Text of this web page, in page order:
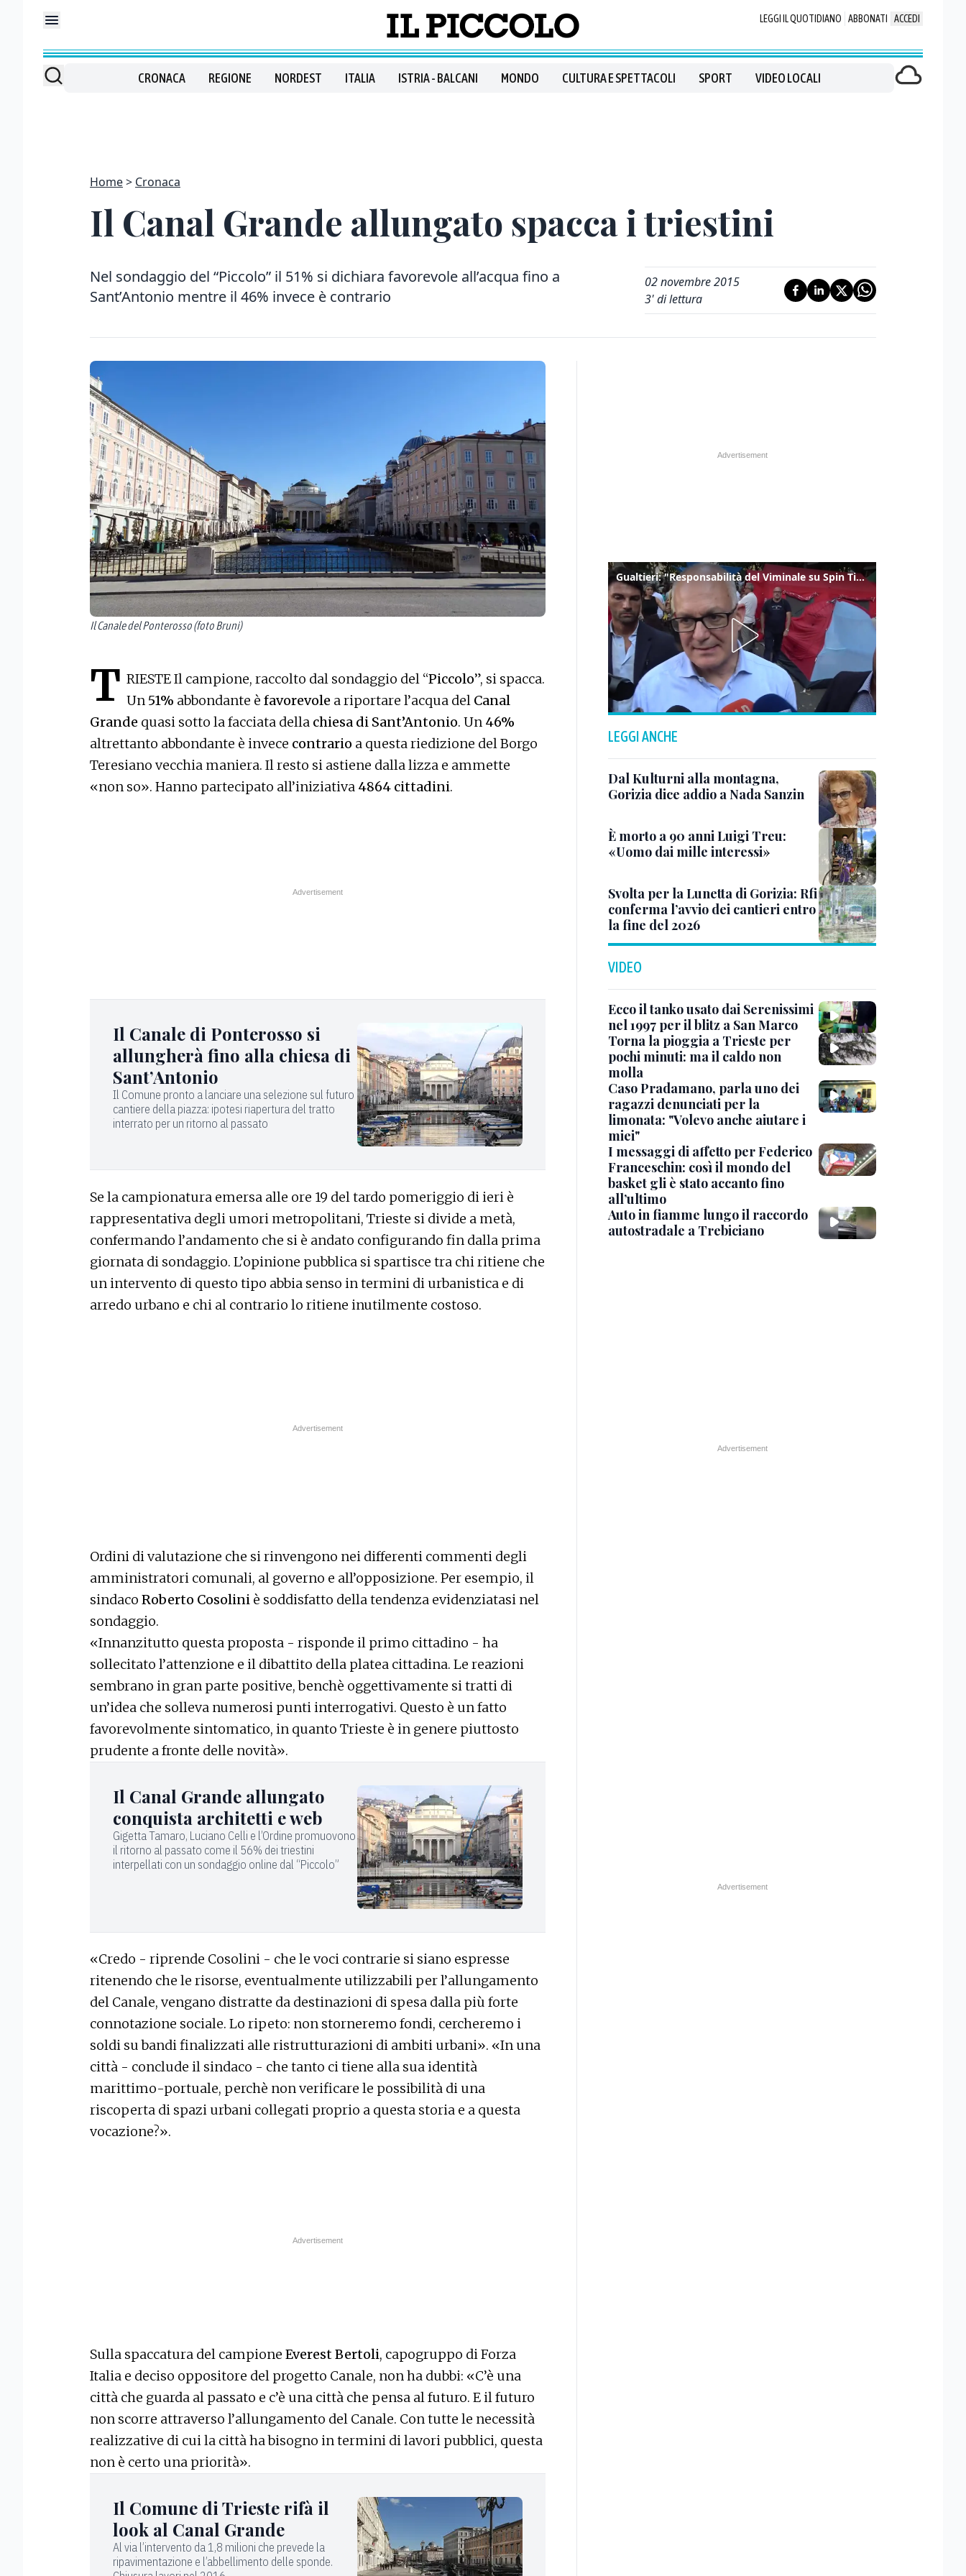
LEGGI IL QUOTIDIANO ABBONATI ACCEDI
CRONACA REGIONE NORDEST ITALIA ISTRIA - BALCANI MONDO CULTURA E SPETTACOLI SPORT VIDEO LOCALI
Home Cronaca
Il Canal Grande allungato spacca i triestini
Nel sondaggio del “Piccolo” il 51% si dichiara favorevole all’acqua fino a
Sant’Antonio mentre il 46% invece è contrario
02 novembre 2015
3' di lettura
Il Canale del Ponterosso (foto Bruni)
T RIESTE Il campione, raccolto dal sondaggio del “Piccolo”, si spacca.
Un 51% abbondante è favorevole a riportare l’acqua del Canal
Grande quasi sotto la facciata della chiesa di Sant’Antonio. Un 46%
altrettanto abbondante è invece contrario a questa riedizione del Borgo
Teresiano vecchia maniera. Il resto si astiene dalla lizza e ammette
«non so». Hanno partecipato all’iniziativa 4864 cittadini.
Il Canale di Ponterosso si
allungherà fino alla chiesa di
Sant’Antonio
Il Comune pronto a lanciare una selezione sul futuro
cantiere della piazza: ipotesi riapertura del tratto
interrato per un ritorno al passato
Se la campionatura emersa alle ore 19 del tardo pomeriggio di ieri è
rappresentativa degli umori metropolitani, Trieste si divide a metà,
confermando l’andamento che si è andato configurando fin dalla prima
giornata di sondaggio. L’opinione pubblica si spartisce tra chi ritiene che
un intervento di questo tipo abbia senso in termini di urbanistica e di
arredo urbano e chi al contrario lo ritiene inutilmente costoso.
Ordini di valutazione che si rinvengono nei differenti commenti degli
amministratori comunali, al governo e all’opposizione. Per esempio, il
sindaco Roberto Cosolini è soddisfatto della tendenza evidenziatasi nel
sondaggio.
«Innanzitutto questa proposta - risponde il primo cittadino - ha
sollecitato l’attenzione e il dibattito della platea cittadina. Le reazioni
sembrano in gran parte positive, benchè oggettivamente si tratti di
un’idea che solleva numerosi punti interrogativi. Questo è un fatto
favorevolmente sintomatico, in quanto Trieste è in genere piuttosto
prudente a fronte delle novità».
Il Canal Grande allungato
conquista architetti e web
Gigetta Tamaro, Luciano Celli e l’Ordine promuovono
il ritorno al passato come il 56% dei triestini
interpellati con un sondaggio online dal “Piccolo”
«Credo - riprende Cosolini - che le voci contrarie si siano espresse
ritenendo che le risorse, eventualmente utilizzabili per l’allungamento
del Canale, vengano distratte da destinazioni di spesa dalla più forte
connotazione sociale. Lo ripeto: non storneremo fondi, cercheremo i
soldi su bandi finalizzati alle ristrutturazioni di ambiti urbani». «In una
città - conclude il sindaco - che tanto ci tiene alla sua identità
marittimo-portuale, perchè non verificare le possibilità di una
riscoperta di spazi urbani collegati proprio a questa storia e a questa
vocazione?».
Sulla spaccatura del campione Everest Bertoli, capogruppo di Forza
Italia e deciso oppositore del progetto Canale, non ha dubbi: «C’è una
città che guarda al passato e c’è una città che pensa al futuro. E il futuro
non scorre attraverso l’allungamento del Canale. Con tutte le necessità
realizzative di cui la città ha bisogno in termini di lavori pubblici, questa
non è certo una priorità».
Il Comune di Trieste rifà il
look al Canal Grande
Al via l’intervento da 1,8 milioni che prevede la
ripavimentazione e l’abbellimento delle sponde.
Gualtieri: "Responsabilità del Viminale su Spin Time? La posizione dei partiti è nota"
LEGGI ANCHE
Dal Kulturni alla montagna,
Gorizia dice addio a Nada Sanzin
È morto a 90 anni Luigi Treu:
«Uomo dai mille interessi»
Svolta per la Lunetta di Gorizia: Rfi
conferma l’avvio dei cantieri entro
la fine del 2026
VIDEO
Ecco il tanko usato dai Serenissimi
nel 1997 per il blitz a San Marco
Torna la pioggia a Trieste per
pochi minuti: ma il caldo non
molla
Caso Pradamano, parla uno dei
ragazzi denunciati per la
limonata: "Volevo anche aiutare i
miei"
I messaggi di affetto per Federico
Franceschin: così il mondo del
basket gli è stato accanto fino
all’ultimo
Auto in fiamme lungo il raccordo
autostradale a Trebiciano